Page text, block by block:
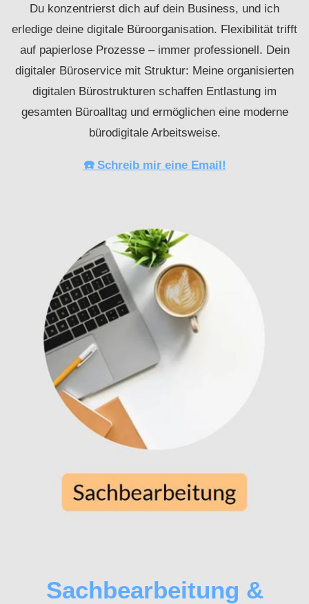
Du konzentrierst dich auf dein Business, und ich
erledige deine digitale Büroorganisation. Flexibilität trifft
auf papierlose Prozesse – immer professionell. Dein
digitaler Büroservice mit Struktur: Meine organisierten
digitalen Bürostrukturen schaffen Entlastung im
gesamten Büroalltag und ermöglichen eine moderne
bürodigitale Arbeitsweise.
☎️ Schreib mir eine Email!
Sachbearbeitung &